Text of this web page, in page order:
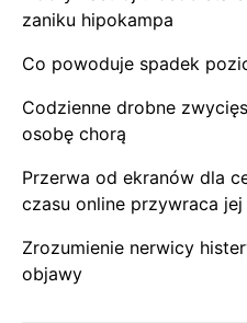
zaniku hipokampa
Co powoduje spadek
Codzienne drobne
osobę chorą
Przerwa od ekranów dla
czasu online przywraca jej
Zrozumienie nerwicy
objawy